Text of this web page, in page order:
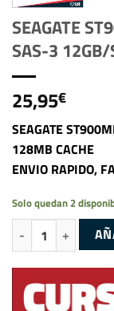
SEAGATE
SAS-3
25,95€
SEAGATE
128MB CACHE
ENVIO RAPIDO,
Solo quedan 2
SEAGATE